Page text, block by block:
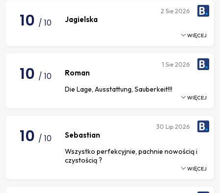
10 / 10 Jagielska
2 Sie 2026
WIĘCEJ
10 / 10 Roman
Die Lage, Ausstattung, Sauberkeit!!!
1 Sie 2026
WIĘCEJ
10 / 10 Sebastian
Wszystko perfekcyjnie, pachnie nowością i
czystością ?
30 Lip 2026
WIĘCEJ